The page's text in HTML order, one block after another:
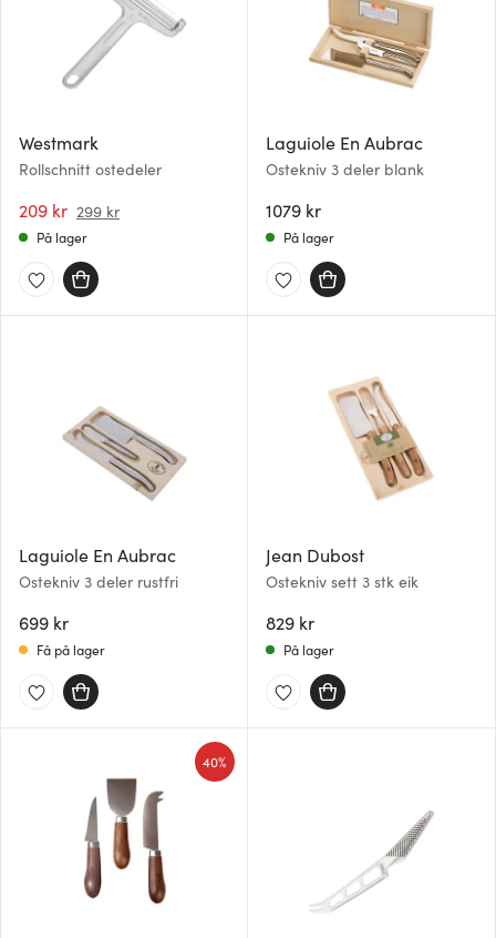
Westmark
Rollschnitt ostedeler
209 kr 299 kr
På lager
Laguiole En Aubrac
Ostekniv 3 deler blank
1079 kr
På lager
Laguiole En Aubrac
Ostekniv 3 deler rustfri
699 kr
Få på lager
Jean Dubost
Ostekniv sett 3 stk eik
829 kr
På lager
40%